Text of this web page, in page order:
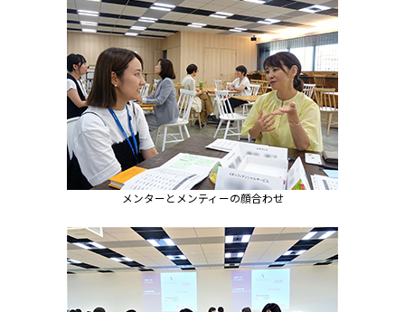
メンターとメンティーの顔合わせ